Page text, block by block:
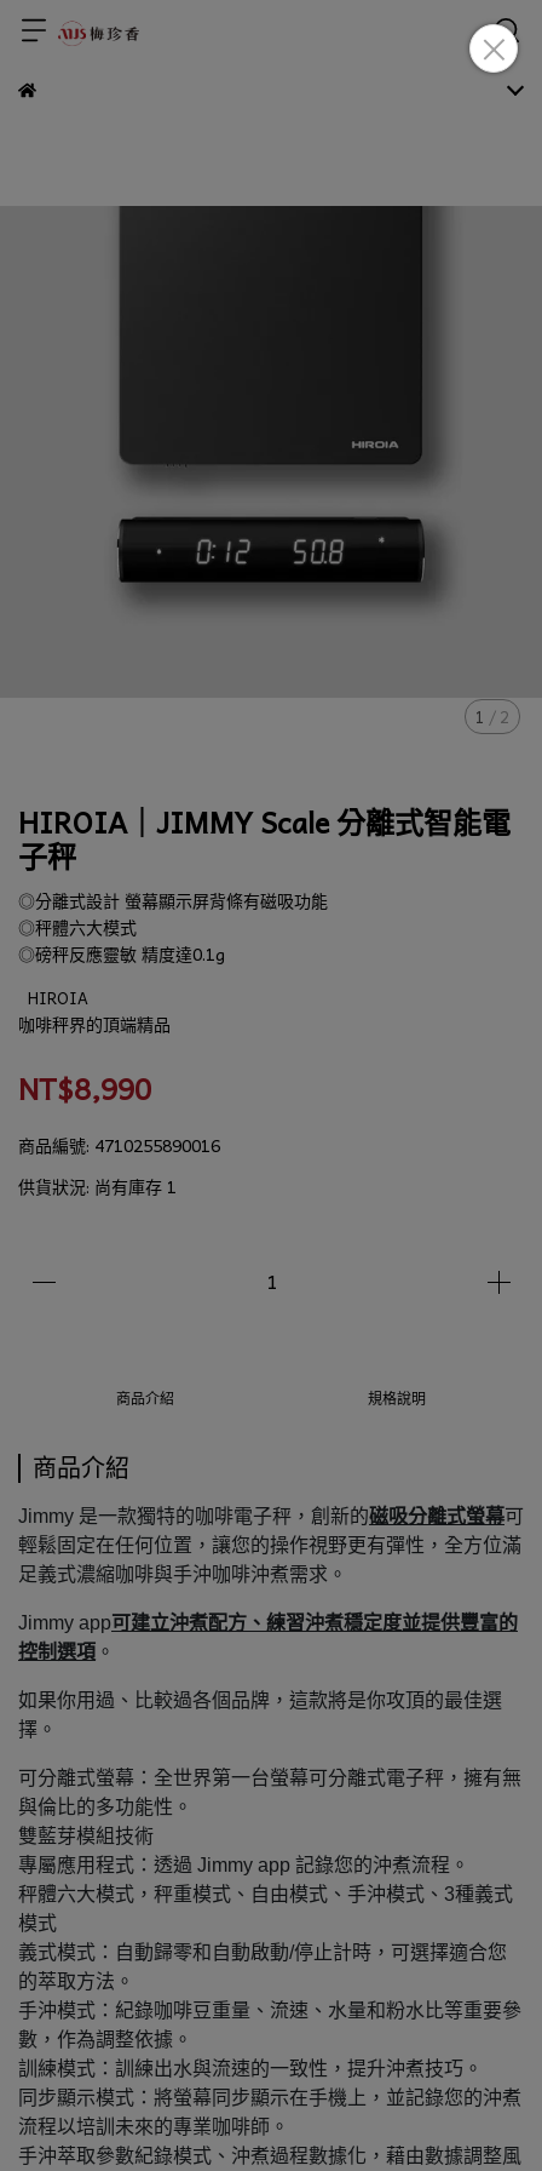
1 /2
HIROIA｜JIMMY Scale 分離式智能電
子秤
◎分離式設計 螢幕顯示屏背條有磁吸功能
◎秤體六大模式
◎磅秤反應靈敏 精度達0.1g
HIROIA
咖啡秤界的頂端精品
NT$8,990
商品編號: 4710255890016
供貨狀況: 尚有庫存 1
商品介紹 規格說明
商品介紹
Jimmy 是一款獨特的咖啡電子秤，創新的磁吸分離式螢幕可
輕鬆固定在任何位置，讓您的操作視野更有彈性，全方位滿
足義式濃縮咖啡與手沖咖啡沖煮需求。
Jimmy app可建立沖煮配方、練習沖煮穩定度並提供豐富的
控制選項 。
如果你用過、比較過各個品牌，這款將是你攻頂的最佳選
擇。
可分離式螢幕：全世界第一台螢幕可分離式電子秤，擁有無
與倫比的多功能性。
雙藍芽模組技術
專屬應用程式：透過 Jimmy app 記錄您的沖煮流程。
秤體六大模式，秤重模式、自由模式、手沖模式、3種義式
模式
義式模式：自動歸零和自動啟動/停止計時，可選擇適合您
的萃取方法。
手沖模式：紀錄咖啡豆重量、流速、水量和粉水比等重要參
數，作為調整依據。
訓練模式：訓練出水與流速的一致性，提升沖煮技巧。
同步顯示模式：將螢幕同步顯示在手機上，並記錄您的沖煮
流程以培訓未來的專業咖啡師。
手沖萃取參數紀錄模式、沖煮過程數據化，藉由數據調整風